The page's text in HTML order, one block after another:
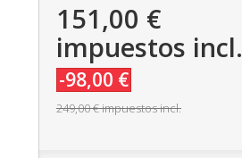
151,00 €
impuestos incl.
-98,00 €
249,00 €impuestos incl.